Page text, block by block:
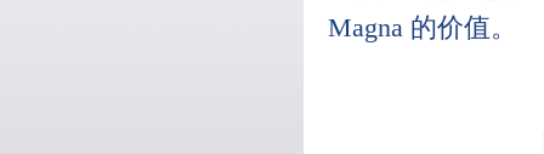
Magna 的价值。